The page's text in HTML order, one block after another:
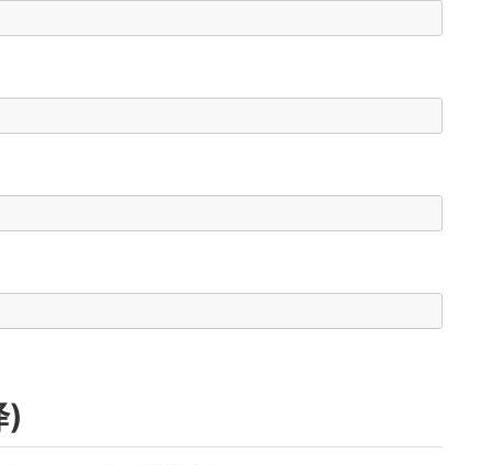
)